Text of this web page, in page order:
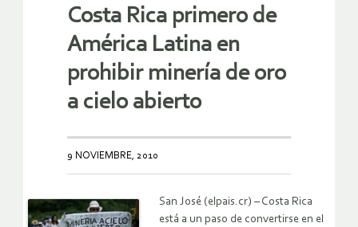
Costa Rica primero de
América Latina en
prohibir minería de oro
a cielo abierto
9 NOVIEMBRE, 2010
San José (elpais.cr) – Costa Rica
está a un paso de convertirse en el